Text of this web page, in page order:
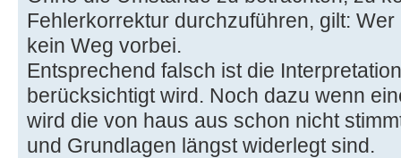
Fehlerkorrektur durchzuführen, gilt:
kein Weg vorbei.
Entsprechend falsch ist die
berücksichtigt wird. Noch dazu wenn
wird die von haus aus schon nicht
und Grundlagen längst widerlegt sind.